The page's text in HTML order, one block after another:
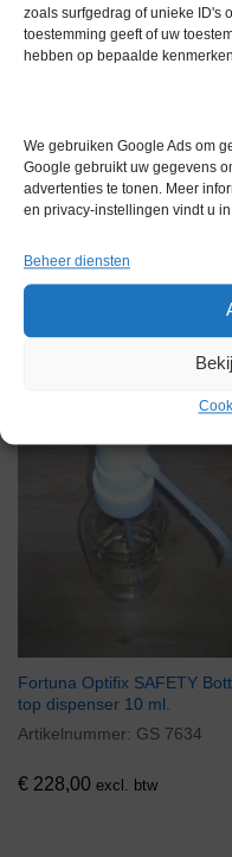
zoals surfgedrag of unieke ID's
toestemming geeft of uw
hebben op bepaalde
We gebruiken Google Ads om
Google gebruikt uw gegevens
advertenties te tonen. Meer
en privacy-instellingen vindt u
Beheer dienstenVia bemiddeling
Fortuna Optifix SAFETY
top dispenser 10 ml.
Artikelnummer: GS 7634
€ 228,00 excl. btw